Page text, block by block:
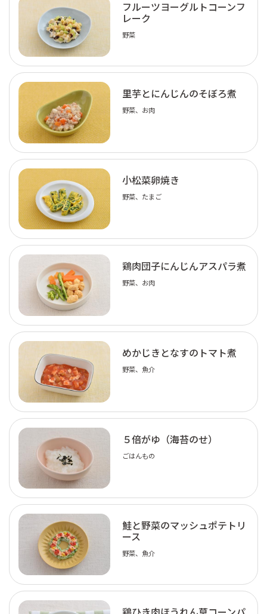
フルーツヨーグルトコーンフ
レーク
野菜
里芋とにんじんのそぼろ煮
野菜、お肉
小松菜卵焼き
野菜、たまご
鶏肉団子にんじんアスパラ煮
野菜、お肉
めかじきとなすのトマト煮
野菜、魚介
５倍がゆ（海苔のせ）
ごはんもの
鮭と野菜のマッシュポテトリ
ース
野菜、魚介